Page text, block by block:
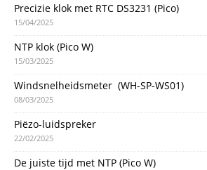
Precizie klok met RTC DS3231 (Pico)
15/04/2025
NTP klok (Pico W)
15/03/2025
Windsnelheidsmeter (WH-SP-WS01)
08/03/2025
Piëzo-luidspreker
22/02/2025
De juiste tijd met NTP (Pico W)